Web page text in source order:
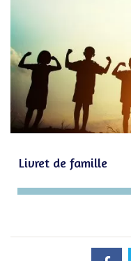
Livret de famille